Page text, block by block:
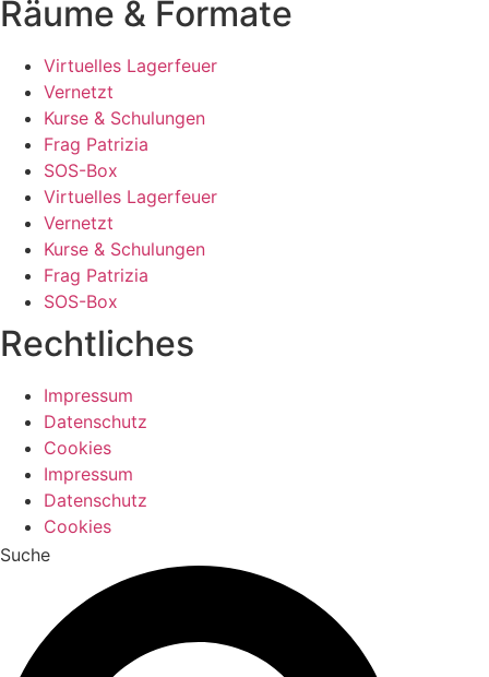
Räume & Formate
Virtuelles Lagerfeuer
Vernetzt
Kurse & Schulungen
Frag Patrizia
SOS-Box
Virtuelles Lagerfeuer
Vernetzt
Kurse & Schulungen
Frag Patrizia
SOS-Box
Rechtliches
Impressum
Datenschutz
Cookies
Impressum
Datenschutz
Cookies
Suche